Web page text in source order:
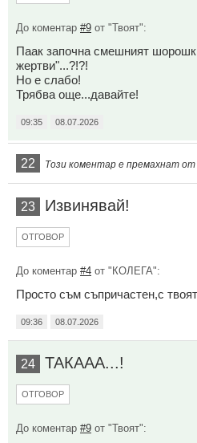
До коментар #9 от "Твоят":
Паак започна смешният
жертви"...?!?!
Но е слабо!
Трябва още...давайте!
09:35 08.07.2026
22 Този коментар е премахнат
23 Извинявай!
ОТГОВОР
До коментар #4 от "КОЛЕГА":
Просто съм съпричастен,с
09:36 08.07.2026
24 ТАКААА...!
ОТГОВОР
До коментар #9 от "Твоят":